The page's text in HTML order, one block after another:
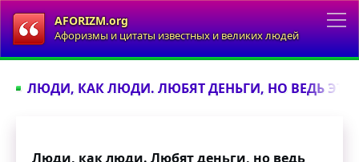
AFORIZM.org
Афоризмы и цитаты известных и великих людей
ЛЮДИ, КАК ЛЮДИ. ЛЮБЯТ ДЕНЬГИ, НО ВЕДЬ ЭТО
Люди, как люди. Любят деньги, но ведь